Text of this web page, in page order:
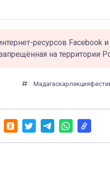
ресурсов Facebook
на территории
Мадагаскарлекция